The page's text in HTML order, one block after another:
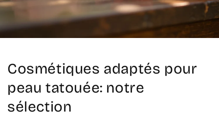
Cosmétiques adaptés pour
peau tatouée: notre
sélection